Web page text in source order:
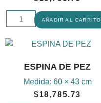
AÑADIR AL CARRITO
ESPINA DE PEZ
Medida: 60 × 43 cm
$18,785.73